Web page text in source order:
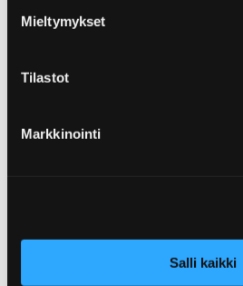
Mieltymykset
Tilastot
Markkinointi
Salli kaikki
Katso lisää saman kategorian